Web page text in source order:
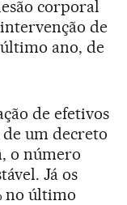
corporal
de
ano, de
de efetivos
um decreto
o número
Já os
no último